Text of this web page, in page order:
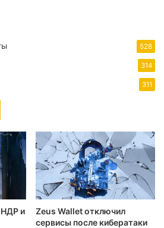
528
314
311
и
Zeus Wallet отключил
сервисы после кибератаки